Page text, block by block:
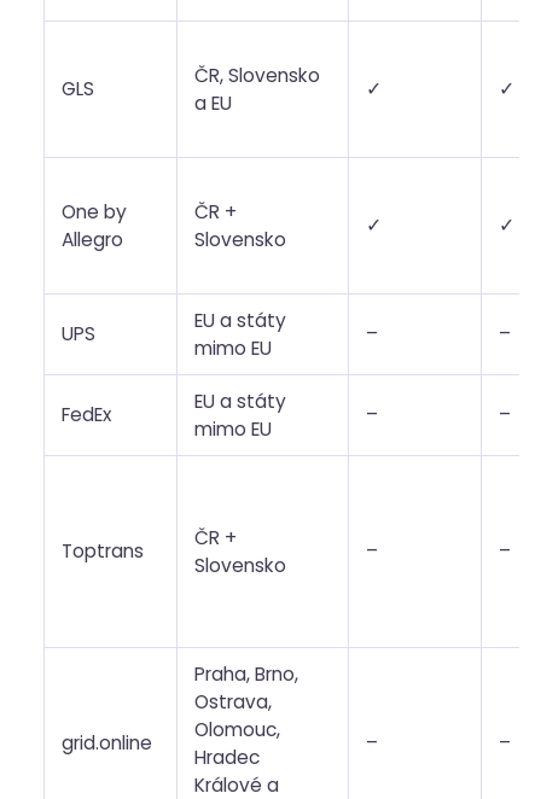
GLS
ČR, Slovensko
a EU
✓ ✓
One by
Allegro
ČR +
Slovensko
✓ ✓
UPS
EU a státy
mimo EU
– –
FedEx
EU a státy
mimo EU
– –
Toptrans
ČR +
Slovensko
– –
grid.online
Praha, Brno,
Ostrava,
Olomouc,
Hradec
Králové a
– –